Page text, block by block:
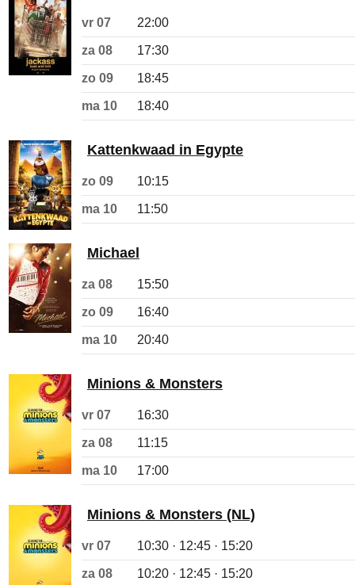
vr 07 22:00
za 08 17:30
zo 09 18:45
ma 10 18:40
Kattenkwaad in Egypte
zo 09 10:15
ma 10 11:50
Michael
za 08 15:50
zo 09 16:40
ma 10 20:40
Minions & Monsters
vr 07 16:30
za 08 11:15
ma 10 17:00
Minions & Monsters (NL)
vr 07 10:30 · 12:45 · 15:20
za 08 10:20 · 12:45 · 15:20